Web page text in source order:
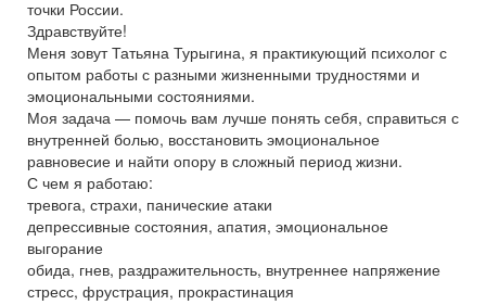
точки России.
Здравствуйте!
Меня зовут Татьяна Турыгина, я практикующий психолог с
опытом работы с разными жизненными трудностями и
эмоциональными состояниями.
Моя задача — помочь вам лучше понять себя, справиться с
внутренней болью, восстановить эмоциональное
равновесие и найти опору в сложный период жизни.
С чем я работаю:
тревога, страхи, панические атаки
депрессивные состояния, апатия, эмоциональное
выгорание
обида, гнев, раздражительность, внутреннее напряжение
стресс, фрустрация, прокрастинация